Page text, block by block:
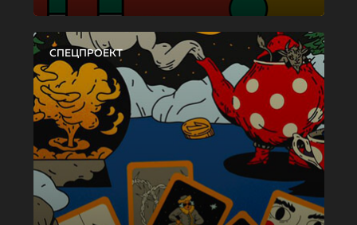
СПЕЦПРОЕКТ